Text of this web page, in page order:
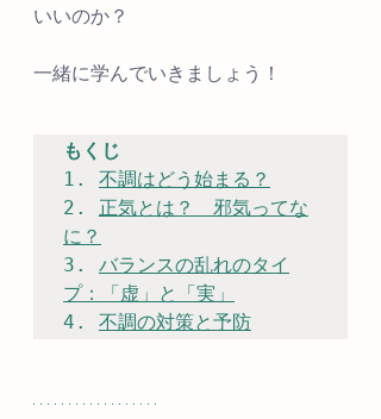
いいのか？
一緒に学んでいきましょう！
もくじ
1. 不調はどう始まる？
2. 正気とは？　邪気ってな
に？
3. バランスの乱れのタイ
プ：「虚」と「実」
4. 不調の対策と予防